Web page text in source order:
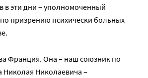
в эти дни – уполномоченный
призрению психически больных
Франция. Она – наш союзник по
Николая Николаевича –